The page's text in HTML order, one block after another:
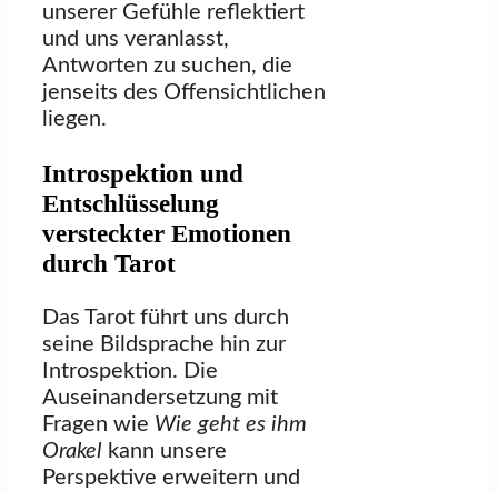
unserer Gefühle reflektiert
und uns veranlasst,
Antworten zu suchen, die
jenseits des Offensichtlichen
liegen.
Introspektion und
Entschlüsselung
versteckter Emotionen
durch Tarot
Das Tarot führt uns durch
seine Bildsprache hin zur
Introspektion. Die
Auseinandersetzung mit
Fragen wie Wie geht es ihm
Orakel kann unsere
Perspektive erweitern und